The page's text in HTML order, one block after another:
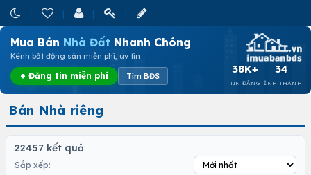
Mua Bán Nhà Đất Nhanh Chóng
Kênh bất động sản miễn phí, uy tín
+ Đăng tin miễn phí Tìm BĐS
38K+
TIN ĐĂNG
34
TỈNH THÀNH
Bán Nhà riêng
22457 kết quả
Sắp xếp: